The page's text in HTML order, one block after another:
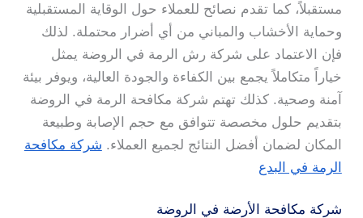
مستقبلاً، كما تقدم نصائح للعملاء حول الوقاية المستقبلية
وحماية الأخشاب والمباني من أي أضرار محتملة. لذلك
فإن الاعتماد على شركة رش الرمة في الروضة يمثل
خياراً متكاملاً يجمع بين الكفاءة والجودة العالية، ويوفر بيئة
آمنة وصحية. كذلك تهتم شركة مكافحة الرمة في الروضة
بتقديم حلول مخصصة تتوافق مع حجم الإصابة وطبيعة
المكان لضمان أفضل النتائج لجميع العملاء. شركة مكافحة
الرمة في البدع
شركة مكافحة الأرضة في الروضة